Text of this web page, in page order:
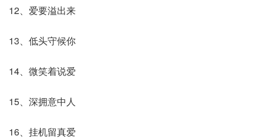
12、爱要溢出来
13、低头守候你
14、微笑着说爱
15、深拥意中人
16、挂机留真爱